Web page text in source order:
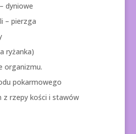
dyniowe
– pierzga
ryżanka)
organizmu.
pokarmowego
z rzepy kości i stawów